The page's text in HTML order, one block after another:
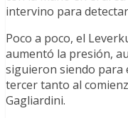
intervino para
Poco a poco, el
aumentó la presión,
siguieron siendo para
tercer tanto al
Gagliardini.